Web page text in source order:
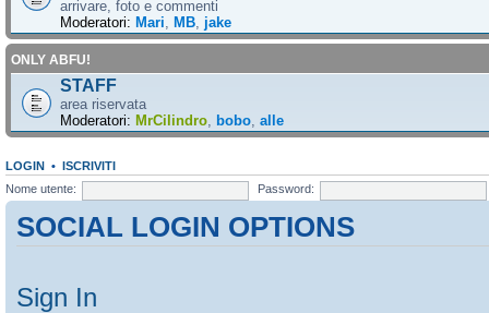
arrivare, foto e commenti
Moderatori: Mari MB jake
ONLY ABFU!
STAFF
area riservata
Moderatori: MrCilindro bobo alle
LOGIN • ISCRIVITI
Nome utente:
Password:
SOCIAL LOGIN OPTIONS
Sign In